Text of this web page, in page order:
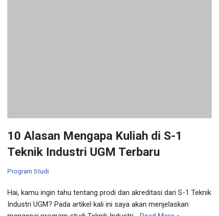
10 Alasan Mengapa Kuliah di S-1
Teknik Industri UGM Terbaru
Program Studi
Hai, kamu ingin tahu tentang prodi dan akreditasi dari S-1 Teknik
Industri UGM? Pada artikel kali ini saya akan menjelaskan